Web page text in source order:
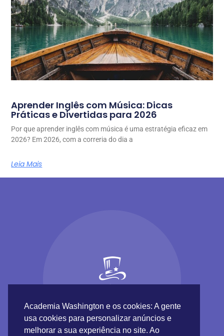
Aprender Inglês com Música: Dicas
Práticas e Divertidas para 2026
Por que aprender inglês com música é uma estratégia eficaz em
2026? Em 2026, com a correria do dia a
Leia Mais
Academia Washington e os cookies: A gente
usa cookies para personalizar anúncios e
melhorar a sua experiência no site. Ao